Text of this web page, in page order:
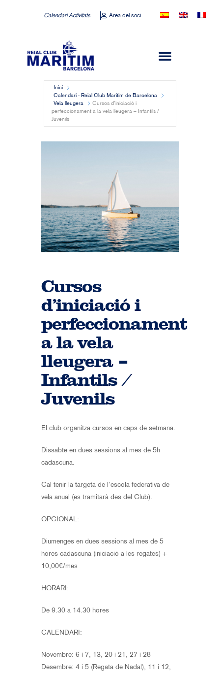
Calendari Activitats Àrea del soci
Inici
Calendari - Reial Club Marítim de Barcelona
Vela lleugera
Cursos d’iniciació i
perfeccionament a la vela lleugera – Infantils /
Juvenils
Cursos
d’iniciació i
perfeccionament
a la vela
lleugera –
Infantils /
Juvenils
El club organitza cursos en caps de setmana.
Dissabte en dues sessions al mes de 5h
cadascuna.
Cal tenir la targeta de l’escola federativa de
vela anual (es tramitarà des del Club).
OPCIONAL:
Diumenges en dues sessions al mes de 5
hores cadascuna (iniciació a les regates) +
10,00€/mes
HORARI:
De 9.30 a 14.30 hores
CALENDARI:
Novembre: 6 i 7, 13, 20 i 21, 27 i 28
Desembre: 4 i 5 (Regata de Nadal), 11 i 12,